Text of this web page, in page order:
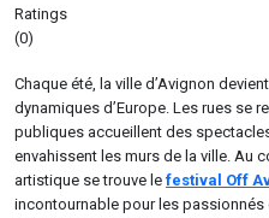
Ratings
(0)
Chaque été, la ville d’Avignon
dynamiques d’Europe. Les rues se
publiques accueillent des
envahissent les murs de la ville. Au
artistique se trouve le festival Off
incontournable pour les passionnés